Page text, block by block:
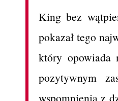
King bez
pokazał tego
który opowiada
pozytywnym
wspomnienia z